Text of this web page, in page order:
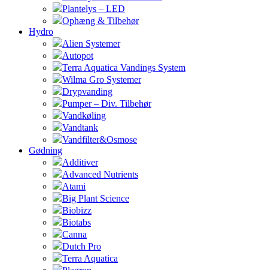
Plantelys – LED
Ophæng & Tilbehør
Hydro
Alien Systemer
Autopot
Terra Aquatica Vandings System
Wilma Gro Systemer
Drypvanding
Pumper – Div. Tilbehør
Vandkøling
Vandtank
Vandfilter&Osmose
Gødning
Additiver
Advanced Nutrients
Atami
Big Plant Science
Biobizz
Biotabs
Canna
Dutch Pro
Terra Aquatica